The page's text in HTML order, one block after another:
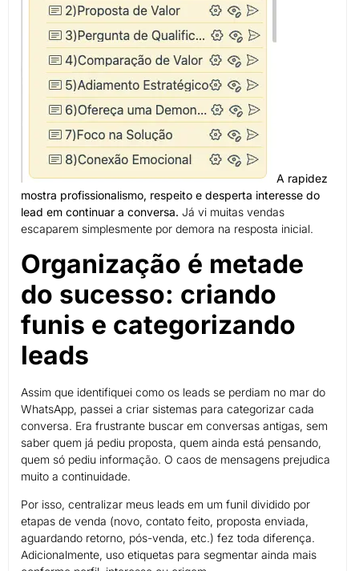
A rapidez
mostra profissionalismo, respeito e desperta interesse do
lead em continuar a conversa. Já vi muitas vendas
escaparem simplesmente por demora na resposta inicial.
Organização é metade
do sucesso: criando
funis e categorizando
leads
Assim que identifiquei como os leads se perdiam no mar do
WhatsApp, passei a criar sistemas para categorizar cada
conversa. Era frustrante buscar em conversas antigas, sem
saber quem já pediu proposta, quem ainda está pensando,
quem só pediu informação. O caos de mensagens prejudica
muito a continuidade.
Por isso, centralizar meus leads em um funil dividido por
etapas de venda (novo, contato feito, proposta enviada,
aguardando retorno, pós-venda, etc.) fez toda diferença.
Adicionalmente, uso etiquetas para segmentar ainda mais